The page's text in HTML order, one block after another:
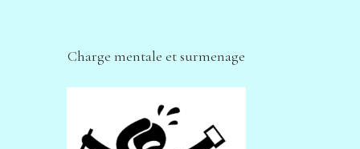
Charge mentale et surmenage